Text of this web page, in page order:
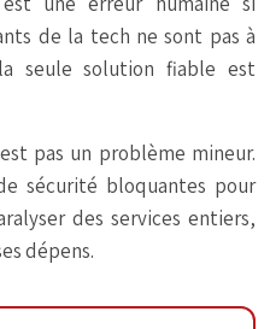
de la tech ne sont pas à
seule solution fiable est
pas un problème mineur.
sécurité bloquantes pour
des services entiers,
dépens.